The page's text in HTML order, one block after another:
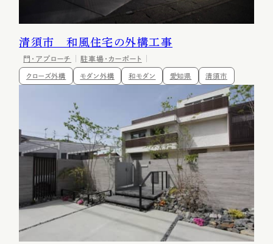
清須市 和風住宅の外構工事
門・アプローチ 駐車場・カーポート
クローズ外構 モダン外構 和モダン 愛知県 清須市